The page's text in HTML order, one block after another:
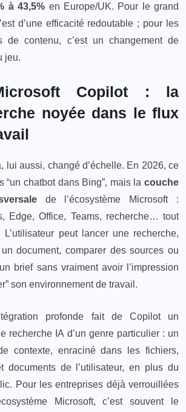
à 43,5% en Europe/UK. Pour le grand
d’une efficacité redoutable ; pour les
de contenu, c’est un changement de
jeu.
Copilot : la
noyée dans le flux
lui aussi, changé d’échelle. En 2026, ce
“un chatbot dans Bing”, mais la couche
de l’écosystème Microsoft :
Edge, Office, Teams, recherche… tout
L’utilisateur peut lancer une recherche,
document, comparer des sources ou
brief sans vraiment avoir l’impression
son environnement de travail.
profonde fait de Copilot un
recherche IA d’un genre particulier : un
contexte, enraciné dans les fichiers,
documents de l’utilisateur, en plus du
Pour les entreprises déjà verrouillées
Microsoft, c’est souvent le